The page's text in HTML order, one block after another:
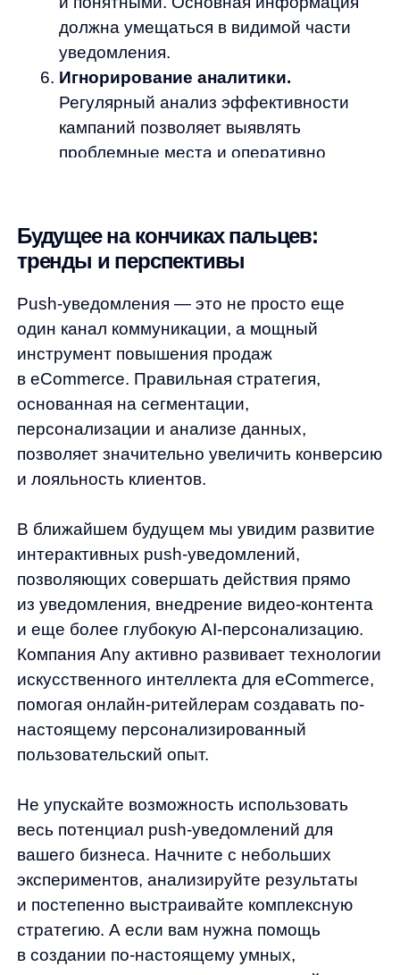
© ООО «Д Технолоджи», 2014-2026
Центра Сколково, Большой б-р, д. 42 стр. 1
Фактический адрес:улица Грузинский Вал, 7. Башня 2
ИНН 7 728 492 537
Основной код по ОКВЭД — 62.01 Разработка компьютерного
программного обеспечения
any
Продукты
anyQuery
Материалы
Блог
Документация
any-hello@tbank.ru
support@diginetica.com
+7 (985) 674-48-98
Документы
Реквизиты
Лицензионный договор-оферта
Политика обработки персональных данных
Согласие на обработку персональных данных
Деятельность в области ИТ
Согласие на получение рекламных и информационных
Функциональные характеристики программного обеспечения
ПО распространяется в виде интернет-сервиса, специальные действия по